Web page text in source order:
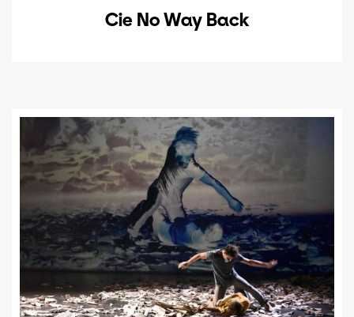
Cie No Way Back